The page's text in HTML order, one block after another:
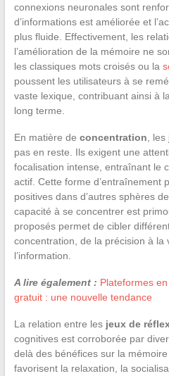
connexions neuronales sont
d’informations est améliorée et
plus fluide. Effectivement, les
l’amélioration de la mémoire ne
les classiques mots croisés ou la
poussent les utilisateurs à se
vaste lexique, contribuant ainsi à
long terme.
En matière de concentration ,
pas en reste. Ils exigent une
focalisation intense, entraînant le
actif. Cette forme d’entraînement
positives dans d’autres sphères
capacité à se concentrer est
proposés permet de cibler
concentration, de la précision à la
l’information.
A lire également : Plateformes
gratuit : une nouvelle tendance
La relation entre les jeux de
cognitives est corroborée par
delà des bénéfices sur la
favorisent la relaxation, la